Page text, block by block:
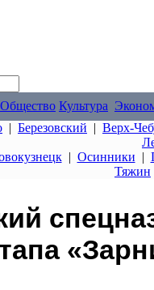
Общество Культура
| Березовский | Верх-
| Осинники |
Тяжин